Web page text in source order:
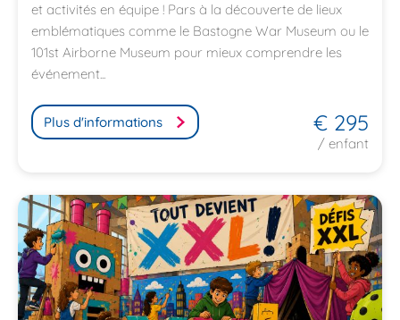
et activités en équipe ! Pars à la découverte de lieux
emblématiques comme le Bastogne War Museum ou le
101st Airborne Museum pour mieux comprendre les
événement...
Plus d'informations € 295
/ enfant